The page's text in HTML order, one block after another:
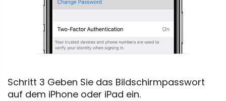
Schritt 3 Geben Sie das Bildschirmpasswort
auf dem iPhone oder iPad ein.